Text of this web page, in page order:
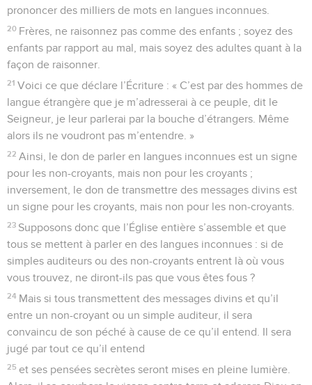
prononcer des milliers de mots en langues inconnues.
20 Frères, ne raisonnez pas comme des enfants ; soyez des
enfants par rapport au mal, mais soyez des adultes quant à la
façon de raisonner.
21 Voici ce que déclare l’Écriture : « C’est par des hommes de
langue étrangère que je m’adresserai à ce peuple, dit le
Seigneur, je leur parlerai par la bouche d’étrangers. Même
alors ils ne voudront pas m’entendre. »
22 Ainsi, le don de parler en langues inconnues est un signe
pour les non-croyants, mais non pour les croyants ;
inversement, le don de transmettre des messages divins est
un signe pour les croyants, mais non pour les non-croyants.
23 Supposons donc que l’Église entière s’assemble et que
tous se mettent à parler en des langues inconnues : si de
simples auditeurs ou des non-croyants entrent là où vous
vous trouvez, ne diront-ils pas que vous êtes fous ?
24 Mais si tous transmettent des messages divins et qu’il
entre un non-croyant ou un simple auditeur, il sera
convaincu de son péché à cause de ce qu’il entend. Il sera
jugé par tout ce qu’il entend
25 et ses pensées secrètes seront mises en pleine lumière.